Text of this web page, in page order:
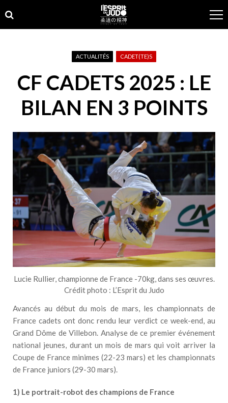
to
navigation
to
content
ACTUALITÉS CADET(TE)S
CF CADETS 2025 : LE
BILAN EN 3 POINTS
Lucie Rullier, championne de France -70kg, dans ses œuvres.
Crédit photo : L’Esprit du Judo
Avancés au début du mois de mars, les championnats de
France cadets ont donc rendu leur verdict ce week-end, au
Grand Dôme de Villebon. Analyse de ce premier événement
national jeunes, durant un mois de mars qui voit arriver la
Coupe de France minimes (22-23 mars) et les championnats
de France juniors (29-30 mars).
1) Le portrait-robot des champions de France